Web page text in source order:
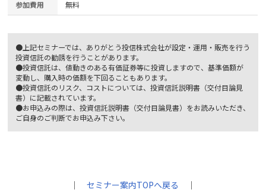
参加費用 無料
●上記セミナーでは、ありがとう投信株式会社が設定・運用・販売を行う
投資信託の勧誘を行うことがあります。
●投資信託は、値動きのある有価証券等に投資しますので、基準価額が
変動し、購入時の価額を下回ることもあります。
●投資信託のリスク、コストについては、投資信託説明書（交付目論見
書）に記載されています。
●お申込みの際は、投資信託説明書（交付目論見書）をお読みいただき、
ご自身のご判断でお申込み下さい。
｜セミナー案内TOPへ戻る ｜